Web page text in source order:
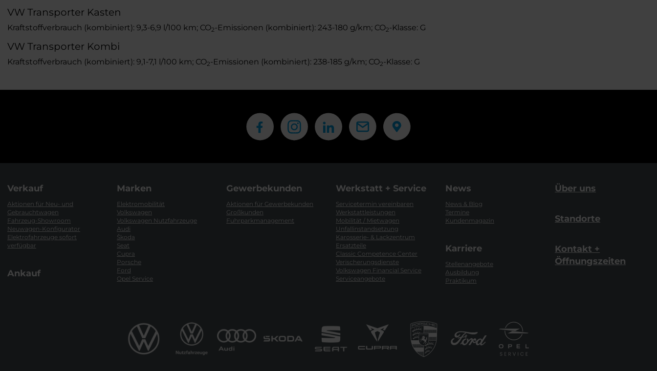
VW Transporter Kasten
Kraftstoffverbrauch (kombiniert): 9,3-6,9 l/100 km; CO2-Emissionen (kombiniert): 243-180 g/km; CO2-Klasse: G
VW Transporter Kombi
Kraftstoffverbrauch (kombiniert): 9,1-7,1 l/100 km; CO2-Emissionen (kombiniert): 238-185 g/km; CO2-Klasse: G
Verkauf
Aktionen für Neu- und
Gebrauchtwagen
Fahrzeug-Showroom
Neuwagen-Konfigurator
Elektrofahrzeuge sofort
verfügbar
Ankauf
Marken
Elektromobilität
Volkswagen
Volkswagen Nutzfahrzeuge
Audi
Škoda
Seat
Cupra
Porsche
Ford
Opel Service
Gewerbekunden
Aktionen für Gewerbekunden
Großkunden
Fuhrparkmanagement
Werkstatt + Service
Servicetermin vereinbaren
Werkstattleistungen
Mobilität / Mietwagen
Unfallinstandsetzung
Karosserie- & Lackzentrum
Ersatzteile
Classic Competence Center
Verischerungsdienste
Volkswagen Financial Service
Serviceangebote
News
News & Blog
Termine
Kundenmagazin
Karriere
Stellenangebote
Ausbildung
Praktikum
Über uns
Standorte
Kontakt +
Öffnungszeiten